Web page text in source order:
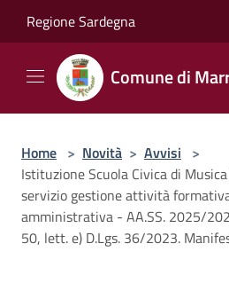
Regione Sardegna
Comune di
Home > Novità > Avvisi >
Istituzione Scuola Civica di
servizio gestione attività
amministrativa - AA.SS. 2025/
50, lett. e) D.Lgs. 36/2023.